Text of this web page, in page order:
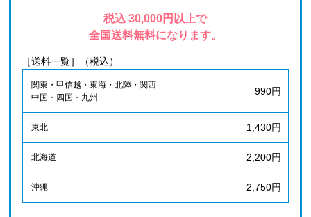
税込 30,000円以上で
全国送料無料になります。
［送料一覧］（税込）
関東・甲信越・東海・北陸・関西
中国・四国・九州
990円
東北 1,430円
北海道 2,200円
沖縄 2,750円